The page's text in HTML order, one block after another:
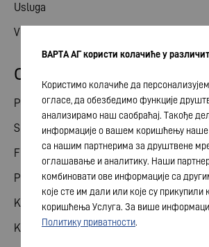
Usluga
Vesti
Odnosi ulagača
Podeli
Skupština akcionara
Finansijski kalendar
Publikacije
Kontakt sa investitorom
Korporativno upravljanje
ВАРТА АГ користи колачиће у
Користимо колачиће да
огласе, да обезбедимо функције
анализирамо наш саобраћај. Такође
информације о вашем коришћењу наше
са нашим партнерима за друштвене
оглашавање и аналитику. Наши
комбиновати ове информације са
које сте им дали или које су
коришћења Услуга. За више
Политику приватности.